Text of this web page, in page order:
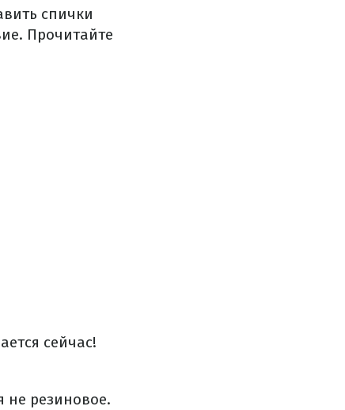
спички
Прочитайте
сейчас!
не резиновое.